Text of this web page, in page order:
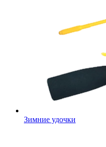
Зимние удочки